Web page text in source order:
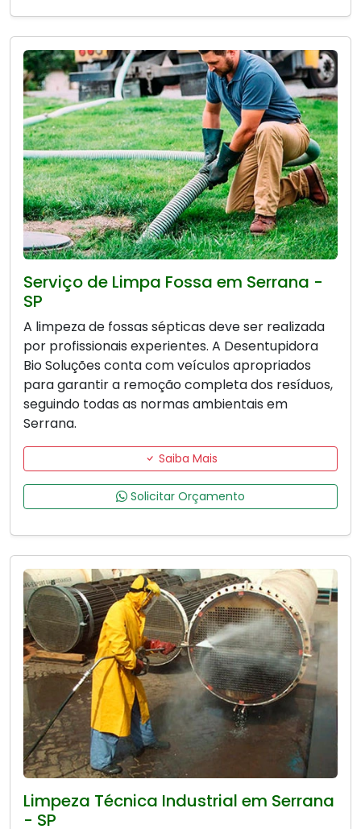
Serviço de Limpa Fossa em Serrana -
SP
A limpeza de fossas sépticas deve ser realizada
por profissionais experientes. A Desentupidora
Bio Soluções conta com veículos apropriados
para garantir a remoção completa dos resíduos,
seguindo todas as normas ambientais em
Serrana.
Saiba Mais
Solicitar Orçamento
Limpeza Técnica Industrial em Serrana
- SP